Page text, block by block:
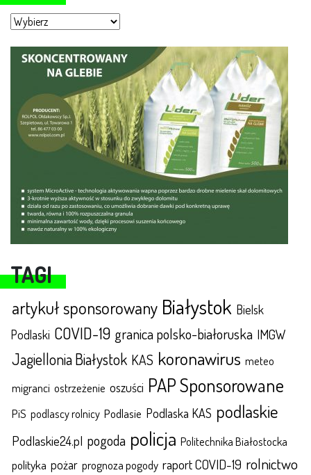
Moje miasto
TAGI
artykuł sponsorowany Białystok Bielsk
Podlaski COVID-19 granica polsko-białoruska IMGW
Jagiellonia Białystok KAS koronawirus meteo
migranci ostrzeżenie oszuści PAP Sponsorowane
PiS podlascy rolnicy Podlasie Podlaska KAS podlaskie
Podlaskie24.pl pogoda policja Politechnika Białostocka
polityka pożar prognoza pogody raport COVID-19 rolnictwo